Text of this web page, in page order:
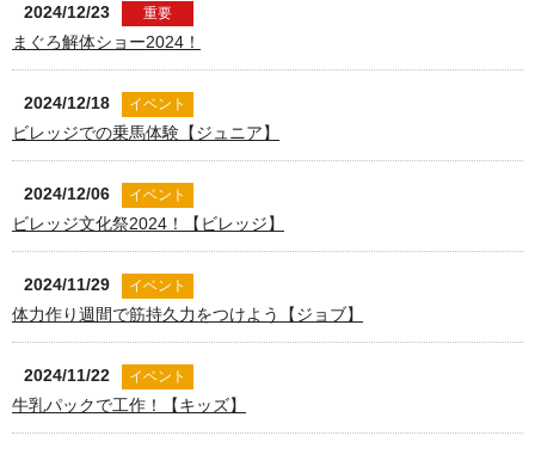
2024/12/23 重要
まぐろ解体ショー2024！
2024/12/18 イベント
ビレッジでの乗馬体験【ジュニア】
2024/12/06 イベント
ビレッジ文化祭2024！【ビレッジ】
2024/11/29 イベント
体力作り週間で筋持久力をつけよう【ジョブ】
2024/11/22 イベント
牛乳パックで工作！【キッズ】